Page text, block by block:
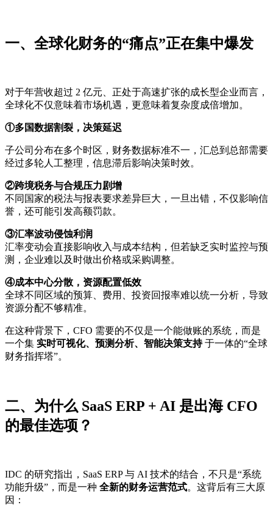
一、全球化财务的“痛点”正在集中爆发
对于年营收超过 2 亿元、正处于高速扩张的成长型企业而言，
全球化不仅意味着市场机遇，更意味着复杂度成倍增加。
①多国数据割裂，决策延迟
子公司分布在多个时区，财务数据标准不一，汇总到总部需要
经过多轮人工整理，信息滞后影响决策时效。
②跨境税务与合规压力剧增
不同国家的税法与报表要求差异巨大，一旦出错，不仅影响信
誉，还可能引发高额罚款。
③汇率波动侵蚀利润
汇率变动会直接影响收入与成本结构，但若缺乏实时监控与预
测，企业难以及时做出价格或采购调整。
④成本中心分散，资源配置低效
全球不同区域的预算、费用、投资回报率难以统一分析，导致
资源分配不够精准。
在这种背景下，CFO 需要的不仅是一个能做账的系统，而是
一个集 实时可视化、预测分析、智能决策支持于一体的“全球
财务指挥塔”。
二、为什么 SaaS ERP + AI 是出海 CFO
的最佳选项？
IDC 的研究指出，SaaS ERP 与 AI 技术的结合，不只是“系统
功能升级”，而是一种 全新的财务运营范式。这背后有三大原
因：